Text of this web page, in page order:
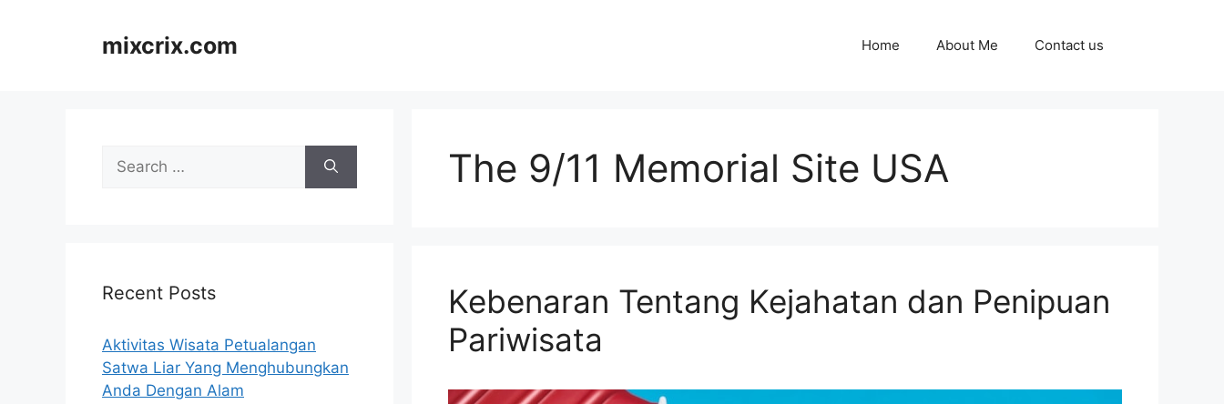
mixcrix.com Home About Me Contact us
The 9/11 Memorial Site USA
Kebenaran Tentang Kejahatan dan Penipuan
Pariwisata
Search
for:
Recent Posts
Aktivitas Wisata Petualangan
Satwa Liar Yang Menghubungkan
Anda Dengan Alam